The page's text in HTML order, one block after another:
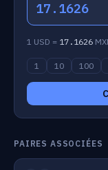
17.1626
1 USD = 17.1626
1 10 100
PAIRES ASSOCIÉES